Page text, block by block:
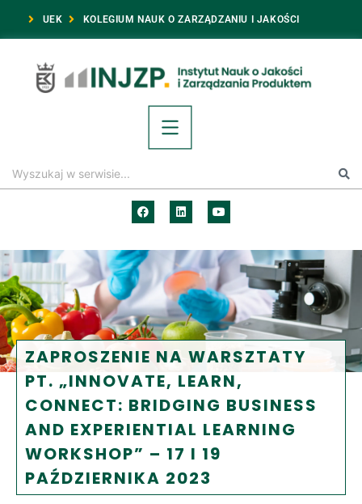
UEK KOLEGIUM NAUK O ZARZĄDZANIU I JAKOŚCI
ZAPROSZENIE NA WARSZTATY
PT. „INNOVATE, LEARN,
CONNECT: BRIDGING BUSINESS
AND EXPERIENTIAL LEARNING
WORKSHOP” – 17 I 19
PAŹDZIERNIKA 2023